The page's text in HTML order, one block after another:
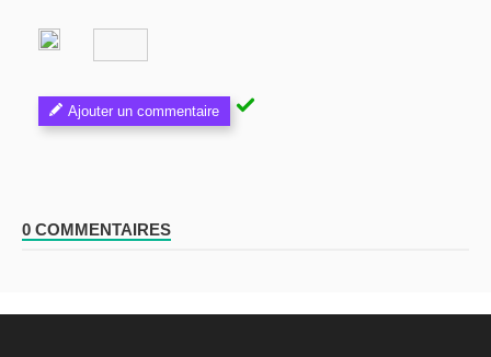
Ajouter un commentaire
0 COMMENTAIRES